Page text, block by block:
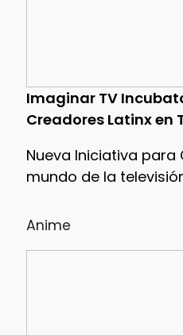
Imaginar TV
Creadores Latinx en
Nueva Iniciativa para
mundo de la
Anime